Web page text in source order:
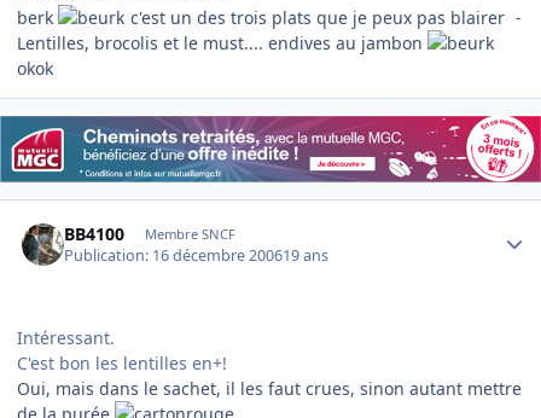
berk
c'est un des trois plats que je peux pas blairer -
Lentilles, brocolis et le must.... endives au jambon
okok
BB4100 Membre SNCF
Publication: 16 décembre 200619 ans
Intéressant.
C'est bon les lentilles en+!
Oui, mais dans le sachet, il les faut crues, sinon autant mettre